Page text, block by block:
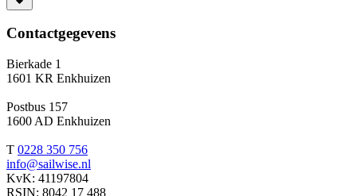
Contactgegevens
Bierkade 1
1601 KR Enkhuizen
Postbus 157
1600 AD Enkhuizen
T 0228 350 756
info@sailwise.nl
KvK: 41197804
RSIN: 8042 17 488